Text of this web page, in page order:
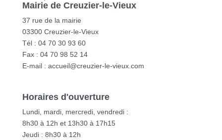
Mairie de Creuzier-le-Vieux
37 rue de la mairie
03300 Creuzier-le-Vieux
Tél : 04 70 30 93 60
Fax : 04 70 98 52 14
E-mail : accueil@creuzier-le-vieux.com
Horaires d'ouverture
Lundi, mardi, mercredi, vendredi :
8h30 à 12h et 13h30 à 17h15
Jeudi : 8h30 à 12h